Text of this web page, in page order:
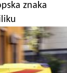
znaka